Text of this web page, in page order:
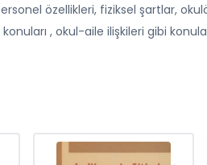
özellikleri, fiziksel şartlar,
, okul-aile ilişkileri gibi